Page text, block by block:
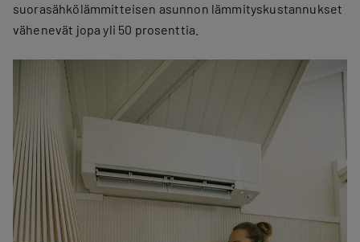
suorasähkölämmitteisen asunnon lämmityskustannukset
vähenevät jopa yli 50 prosenttia.